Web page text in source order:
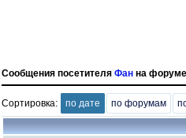
Сообщения посетителя Фан на форуме
Сортировка: по дате по форумам